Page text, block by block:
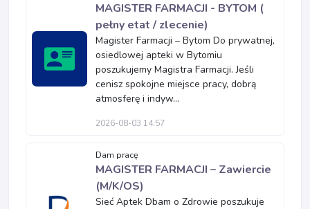
MAGISTER FARMACJI - BYTOM (
pełny etat / zlecenie)
Magister Farmacji – Bytom Do prywatnej,
osiedlowej apteki w Bytomiu
poszukujemy Magistra Farmacji. Jeśli
cenisz spokojne miejsce pracy, dobrą
atmosferę i indyw...
2026-08-03 14:57
Dam pracę
MAGISTER FARMACJI – Zawiercie
(M/K/OS)
Sieć Aptek Dbam o Zdrowie poszukuje